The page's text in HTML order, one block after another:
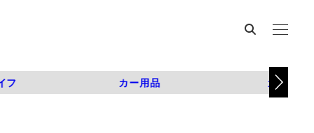
フ カー用品 カスタム